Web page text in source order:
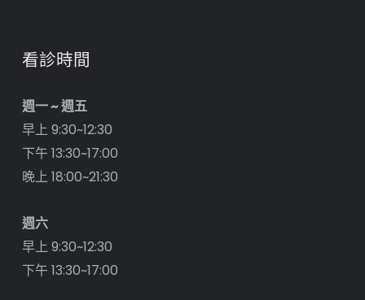
看診時間
週一 ~ 週五
早上 9:30~12:30
下午 13:30~17:00
晚上 18:00~21:30
週六
早上 9:30~12:30
下午 13:30~17:00